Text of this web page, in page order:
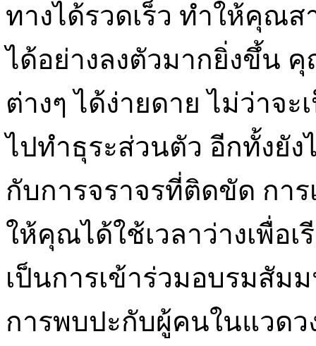
ทางได้รวดเร็ว ทำให้คุณ
ได้อย่างลงตัวมากยิ่งขึ้น
ต่างๆ ได้ง่ายดาย ไม่ว่าจ
ไปทำธุระส่วนตัว อีกทั้งยัง
กับการจราจรที่ติดขัด การ
ให้คุณได้ใช้เวลาว่างเพื่อ
เป็นการเข้าร่วมอบรมสัม
การพบปะกับผู้คนในแวดว